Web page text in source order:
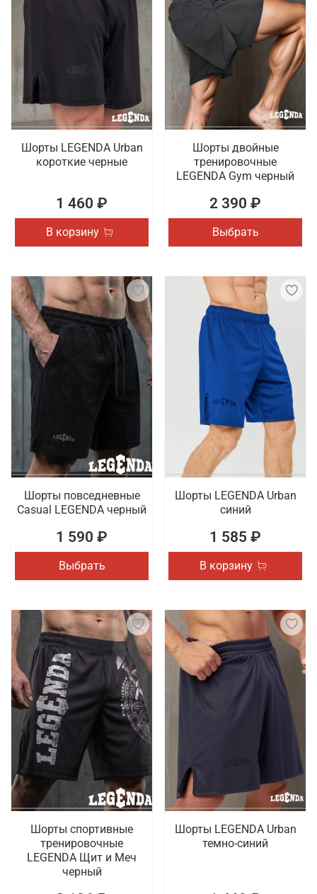
Шорты LEGENDA Urban
короткие черные
1 460 ₽
В корзину
Шорты двойные
тренировочные
LEGENDA Gym черный
2 390 ₽
Выбрать
Шорты повседневные
Casual LEGENDA черный
1 590 ₽
Выбрать
Шорты LEGENDA Urban
синий
1 585 ₽
В корзину
Шорты спортивные
тренировочные
LEGENDA Щит и Меч
черный
Шорты LEGENDA Urban
темно-синий